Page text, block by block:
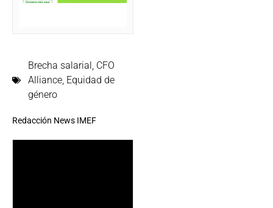
Brecha salarial, CFO
Alliance, Equidad de
género
Redacción News IMEF